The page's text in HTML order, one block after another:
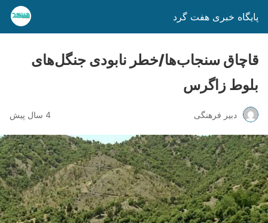
پایگاه خبری هفت گرد
قاچاق سنجاب‌ها/خطر نابودی جنگل‌های
بلوط زاگرس
دبیر فرهنگی 4 سال پیش